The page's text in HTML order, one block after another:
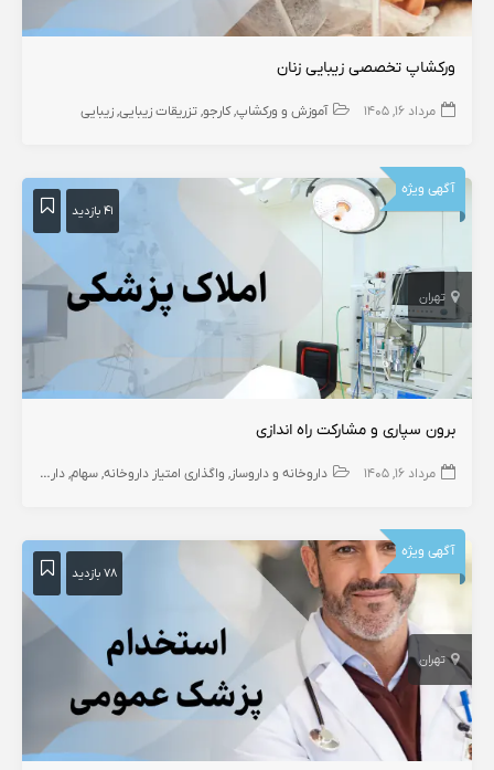
ورکشاپ تخصصی زیبایی زنان
مرداد ۱۶, ۱۴۰۵ آموزش و ورکشاپ کارجو تزریقات زیبایی زیبایی
آگهی ویژه
۴۱ بازدید
تهران
برون سپاری و مشارکت راه اندازی
مرداد ۱۶, ۱۴۰۵ داروخانه و داروساز واگذاری امتیاز داروخانه سهام داروخانه
آگهی ویژه
۷۸ بازدید
تهران